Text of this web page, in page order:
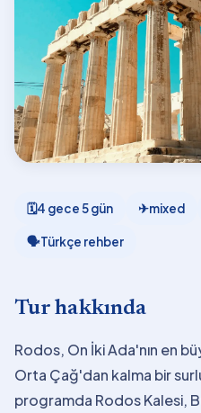
🗓4 gece 5 gün ✈mixed
🗣Türkçe rehber
Tur hakkında
Rodos, On İki Ada'nın en
Orta Çağ'dan kalma bir
programda Rodos Kalesi,